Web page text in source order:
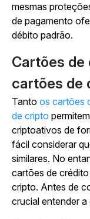
mesmas
de pagamento
débito padrão.
Cartões de
cartões de
Tanto os cartões
de cripto
criptoativos de
fácil considerar
similares. No
cartões de
cripto. Antes de
crucial entender